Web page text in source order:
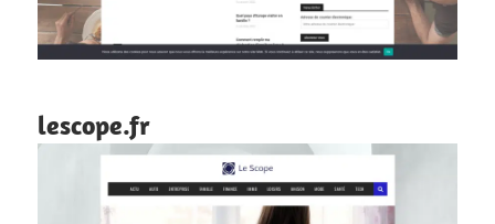
lescope.fr